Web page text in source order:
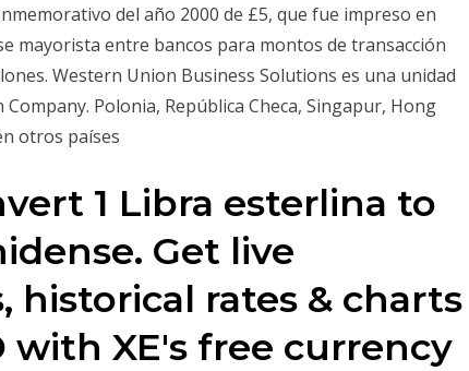
del año 2000 de £5, que fue impreso en
mayorista entre bancos para montos de transacción
Western Union Business Solutions es una unidad
Polonia, República Checa, Singapur, Hong
otros países
1 Libra esterlina to
Get live
historical rates & charts
with XE's free currency